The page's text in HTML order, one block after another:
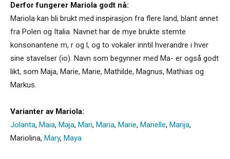
Derfor fungerer Mariola godt nå:
Mariola kan bli brukt med inspirasjon fra flere land, blant annet
fra Polen og Italia. Navnet har de mye brukte stemte
konsonantene m, r og l, og to vokaler inntil hverandre i hver
sine stavelser (io). Navn som begynner med Ma- er også godt
likt, som Maja, Marie, Marie, Mathilde, Magnus, Mathias og
Markus.
Varianter av Mariola:
Jolanta, Maia, Maja, Mari, Maria, Marie, Marielle, Marija,
Mariolina, Mary, Maya